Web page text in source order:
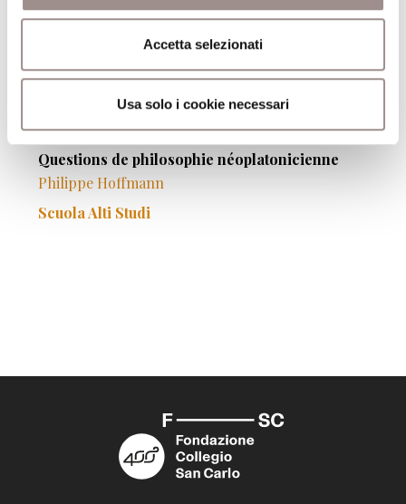
Accetta selezionati
Usa solo i cookie necessari
20/06/2011
Questions de philosophie néoplatonicienne
Philippe Hoffmann
Scuola Alti Studi